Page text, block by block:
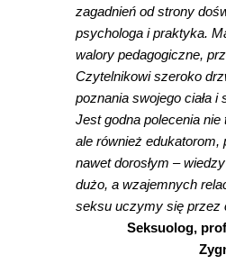
zagadnień od strony
psychologa i praktyka.
walory pedagogiczne,
Czytelnikowi szeroko
poznania swojego ciała i
Jest godna polecenia nie
ale również edukatorom,
nawet dorosłym –
dużo, a wzajemnych
seksu uczymy się przez
Seksuolog,